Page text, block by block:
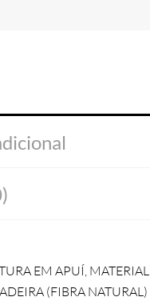
EM APUÍ, MATERIAL
(FIBRA NATURAL)